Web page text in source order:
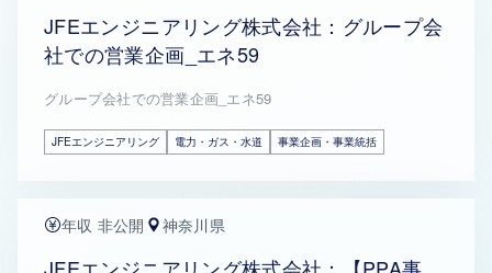
JFEエンジニアリング株式会社：グループ会
社での営業企画_エネ59
グループ会社での営業企画_エネ59
JFEエンジニアリング 電力・ガス・水道 事業企画・事業統括
年収 非公開 神奈川県